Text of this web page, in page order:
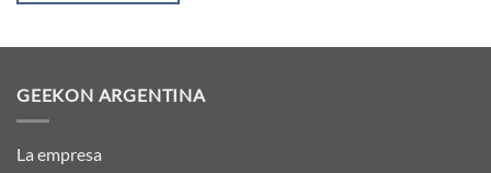
GEEKON ARGENTINA
La empresa